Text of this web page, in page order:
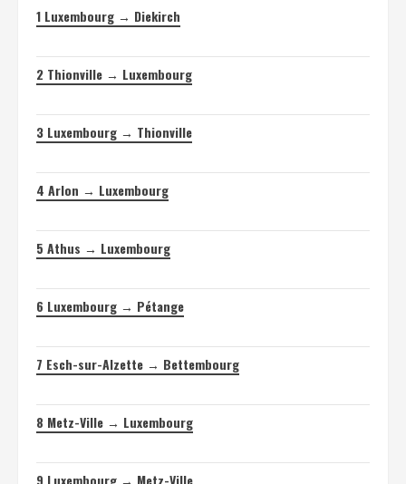
1 Luxembourg → Diekirch
2 Thionville → Luxembourg
3 Luxembourg → Thionville
4 Arlon → Luxembourg
5 Athus → Luxembourg
6 Luxembourg → Pétange
7 Esch-sur-Alzette → Bettembourg
8 Metz-Ville → Luxembourg
9 Luxembourg → Metz-Ville